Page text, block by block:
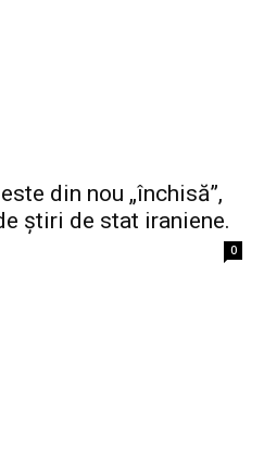
din nou „închisă”,
știri de stat iraniene.
0